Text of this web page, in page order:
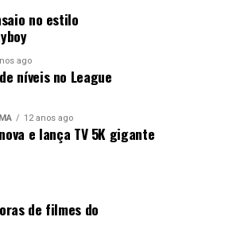
21/06 e 28/06, às 19h, no
Paulo.
geek pode virar o próximo grande
Para mais conteúdos sobre
nerd e entretenimento geek,
o meu Instagram: @pandora.nana
fazer, ele cria um ambiente
vive as consequências de decidir
é clara:
é sobre números, mas sobre
no estilo
ago
níveis no League
12 anos ago
e lança TV 5K gigante
de filmes do